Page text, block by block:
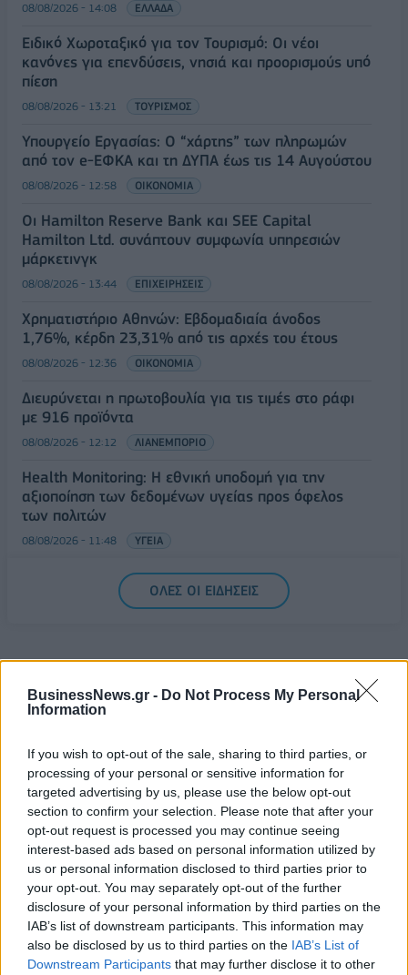
BusinessNews.gr - Do Not Process My Personal
Information
If you wish to opt-out of the sale, sharing to third parties, or
processing of your personal or sensitive information for
targeted advertising by us, please use the below opt-out
section to confirm your selection. Please note that after your
opt-out request is processed you may continue seeing
interest-based ads based on personal information utilized by
us or personal information disclosed to third parties prior to
your opt-out. You may separately opt-out of the further
disclosure of your personal information by third parties on the
IAB’s list of downstream participants. This information may
also be disclosed by us to third parties on the IAB’s List of
Downstream Participants that may further disclose it to other
08/08/2026 - 14:08 ΕΛΛΑΔΑ
Ειδικό Χωροταξικό για τον Τουρισμό: Οι νέοι
κανόνες για επενδύσεις, νησιά και προορισμούς υπό
πίεση
08/08/2026 - 13:21 ΤΟΥΡΙΣΜΟΣ
Υπουργείο Εργασίας: Ο “χάρτης” των πληρωμών
από τον e-ΕΦΚΑ και τη ΔΥΠΑ έως τις 14 Αυγούστου
08/08/2026 - 12:58 ΟΙΚΟΝΟΜΙΑ
Οι Hamilton Reserve Bank και SEE Capital
Hamilton Ltd. συνάπτουν συμφωνία υπηρεσιών
μάρκετινγκ
08/08/2026 - 13:44 ΕΠΙΧΕΙΡΗΣΕΙΣ
Χρηματιστήριο Αθηνών: Εβδομαδιαία άνοδος
1,76%, κέρδη 23,31% από τις αρχές του έτους
08/08/2026 - 12:36 ΟΙΚΟΝΟΜΙΑ
Διευρύνεται η πρωτοβουλία για τις τιμές στο ράφι
με 916 προϊόντα
08/08/2026 - 12:12 ΛΙΑΝΕΜΠΟΡΙΟ
Health Monitoring: Η εθνική υποδομή για την
αξιοποίηση των δεδομένων υγείας προς όφελος
των πολιτών
08/08/2026 - 11:48 ΥΓΕΙΑ
Ελληνική Αναπτυξιακή Τράπεζα: Με «προίκα» 2 δισ.
ευρώ ανοίγει δρόμο για δάνεια έως 5 δισ. σε
ΟΛΕΣ ΟΙ ΕΙΔΗΣΕΙΣ
ΔΗΜΟΦΙΛΗ
Όμιλος ΔΕΗ: Νέα συμφωνία για χαρτοφυλάκιο
έργων ΑΠΕ άνω των 2 GW σε Πολωνία και
Ουγγαρία
08/08/2026 - 10:26 ΕΝΕΡΓΕΙΑ
Χρηματιστήριο Αθηνών: Εβδομαδιαία άνοδος
1,76%, κέρδη 23,31% από τις αρχές του έτους